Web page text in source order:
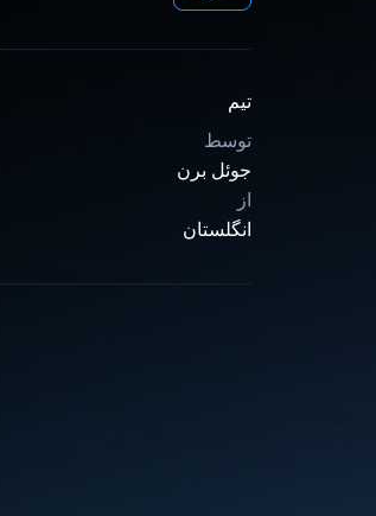
تیم
توسط
جوئل برن
از
انگلستان